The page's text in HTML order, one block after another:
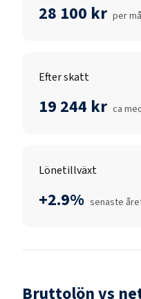
28 100 kr per
Efter skatt
19 244 kr ca
Lönetillväxt
+2.9% senaste
Bruttolön vs